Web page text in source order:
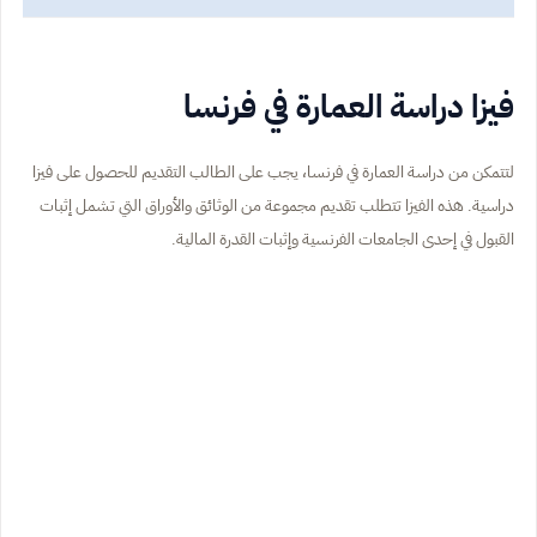
فيزا دراسة العمارة في فرنسا
لتتمكن من دراسة العمارة في فرنسا، يجب على الطالب التقديم للحصول على فيزا
دراسية. هذه الفيزا تتطلب تقديم مجموعة من الوثائق والأوراق التي تشمل إثبات
القبول في إحدى الجامعات الفرنسية وإثبات القدرة المالية.